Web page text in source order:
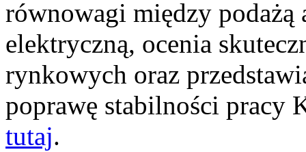
równowagi między podażą
elektryczną, ocenia
rynkowych oraz
poprawę stabilności pracy
tutaj.